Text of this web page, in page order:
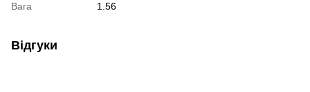
Вага
1.56
Відгуки